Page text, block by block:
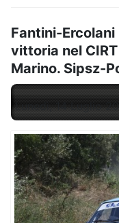
Fantini-
vittoria nel
Marino. Sipsz-
Lunedì, 14 Luglio